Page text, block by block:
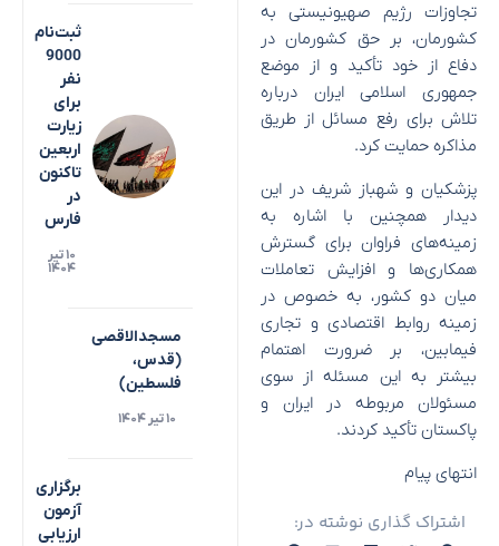
تجاوزات رژیم صهیونیستی به
کشورمان، بر حق کشورمان در
دفاع از خود تأکید و از موضع
جمهوری اسلامی ایران درباره
تلاش برای رفع مسائل از طریق
مذاکره حمایت کرد.
پزشکیان و شهباز شریف در این
دیدار همچنین با اشاره به
زمینه‌های فراوان برای گسترش
همکاری‌ها و افزایش تعاملات
میان دو کشور، به خصوص در
زمینه روابط اقتصادی و تجاری
فیمابین، بر ضرورت اهتمام
بیشتر به این مسئله از سوی
مسئولان مربوطه در ایران و
پاکستان تأکید کردند.
انتهای پیام
اشتراک گذاری نوشته در:
ثبت‌نام
9000
نفر
برای
زیارت
اربعین
تاکنون
در
فارس
۱۰ تیر
۱۴۰۴
مسجدالاقصی
(قدس،
فلسطین)
۱۰ تیر ۱۴۰۴
برگزاری
آزمون
ارزیابی